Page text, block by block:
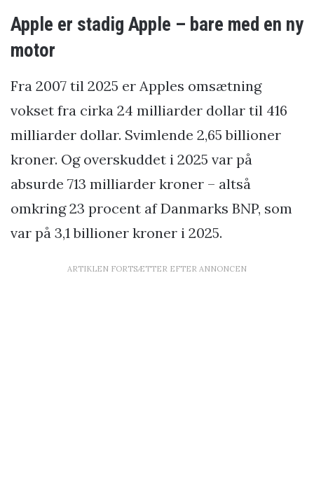
Apple er stadig Apple – bare med en ny
motor
Fra 2007 til 2025 er Apples omsætning
vokset fra cirka 24 milliarder dollar til 416
milliarder dollar. Svimlende 2,65 billioner
kroner. Og overskuddet i 2025 var på
absurde 713 milliarder kroner – altså
omkring 23 procent af Danmarks BNP, som
var på 3,1 billioner kroner i 2025.
ARTIKLEN FORTSÆTTER EFTER ANNONCEN